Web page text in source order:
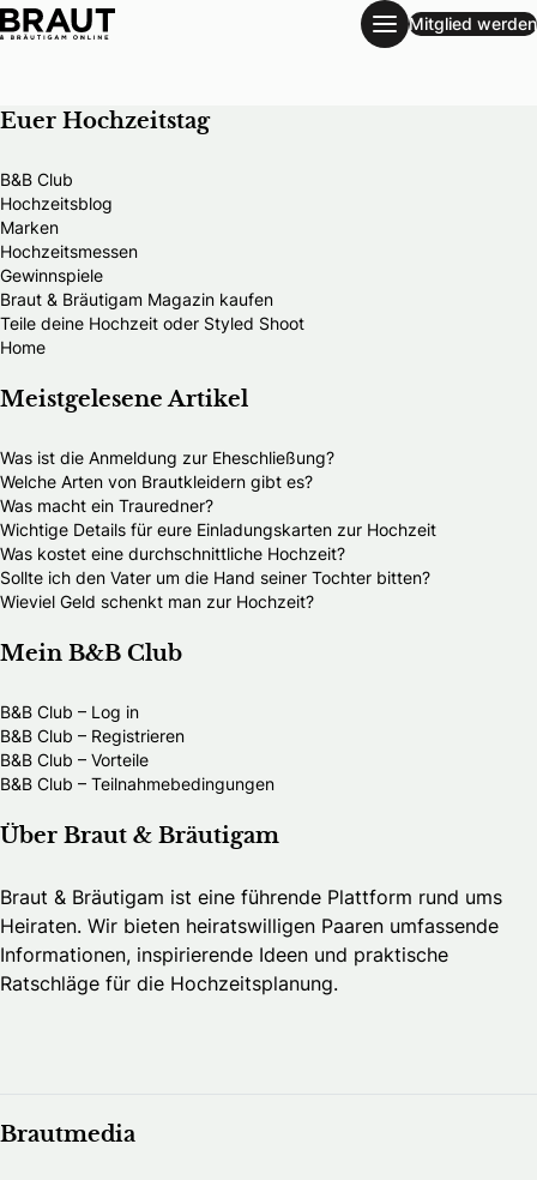
Cymbeline, die französische Brautmodenmarke par
Mitglied werden
Euer Hochzeitstag
B&B Club
Hochzeitsblog
Marken
Hochzeitsmessen
Gewinnspiele
Braut & Bräutigam Magazin kaufen
Teile deine Hochzeit oder Styled Shoot
Home
Meistgelesene Artikel
Was ist die Anmeldung zur Eheschließung?
Welche Arten von Brautkleidern gibt es?
Was macht ein Trauredner?
Wichtige Details für eure Einladungskarten zur Hochzeit
Was kostet eine durchschnittliche Hochzeit?
Sollte ich den Vater um die Hand seiner Tochter bitten?
Wieviel Geld schenkt man zur Hochzeit?
Mein B&B Club
B&B Club – Log in
B&B Club – Registrieren
B&B Club – Vorteile
B&B Club – Teilnahmebedingungen
Über Braut & Bräutigam
Braut & Bräutigam ist eine führende Plattform rund ums
Heiraten. Wir bieten heiratswilligen Paaren umfassende
Informationen, inspirierende Ideen und praktische
Ratschläge für die Hochzeitsplanung.
Brautmedia